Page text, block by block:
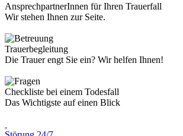
AnsprechpartnerInnen für Ihren Trauerfall
Wir stehen Ihnen zur Seite.
Trauerbegleitung
Die Trauer engt Sie ein? Wir helfen Ihnen!
Checkliste bei einem Todesfall
Das Wichtigste auf einen Blick